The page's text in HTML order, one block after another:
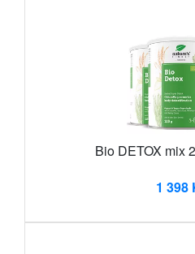
Bio DETOX mix
1 398